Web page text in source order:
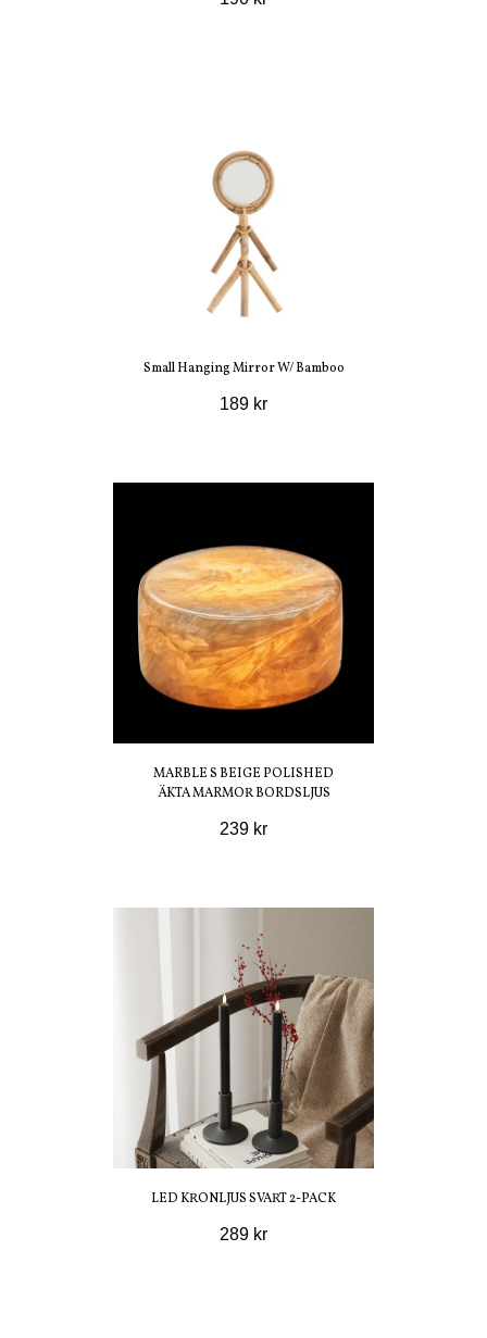
Small Hanging Mirror W/ Bamboo
189 kr
MARBLE S BEIGE POLISHED
ÄKTA MARMOR BORDSLJUS
239 kr
LED KRONLJUS SVART 2-PACK
289 kr